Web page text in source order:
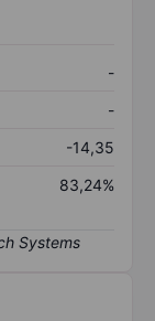
-
-
-14,35
83,24%